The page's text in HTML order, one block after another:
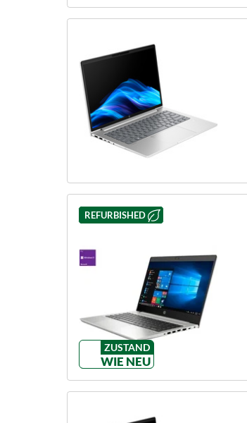
REFURBISHED
ZUSTAND
WIE NEU